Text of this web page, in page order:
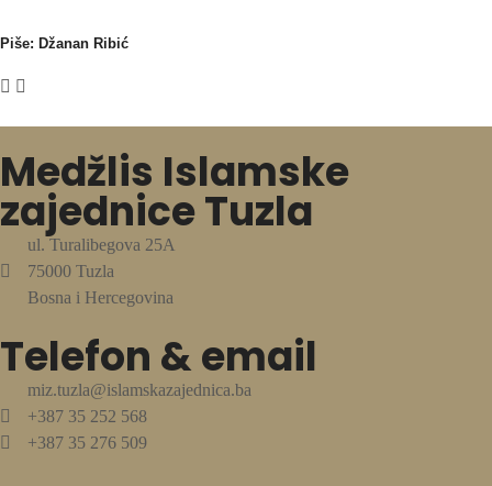
Piše: Džanan Ribić
Medžlis Islamske
zajednice Tuzla
ul. Turalibegova 25A
75000 Tuzla
Bosna i Hercegovina
Telefon & email
miz.tuzla@islamskazajednica.ba
+387 35 252 568
+387 35 276 509